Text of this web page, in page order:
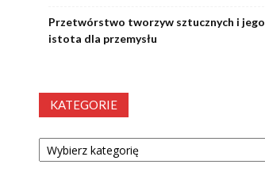
Przetwórstwo tworzyw sztucznych i jego
istota dla przemysłu
KATEGORIE
Kategorie